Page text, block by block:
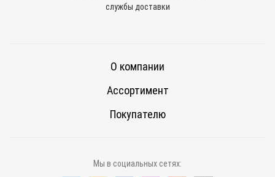
службы доставки
О компании
Ассортимент
Покупателю
Мы в социальных сетях: